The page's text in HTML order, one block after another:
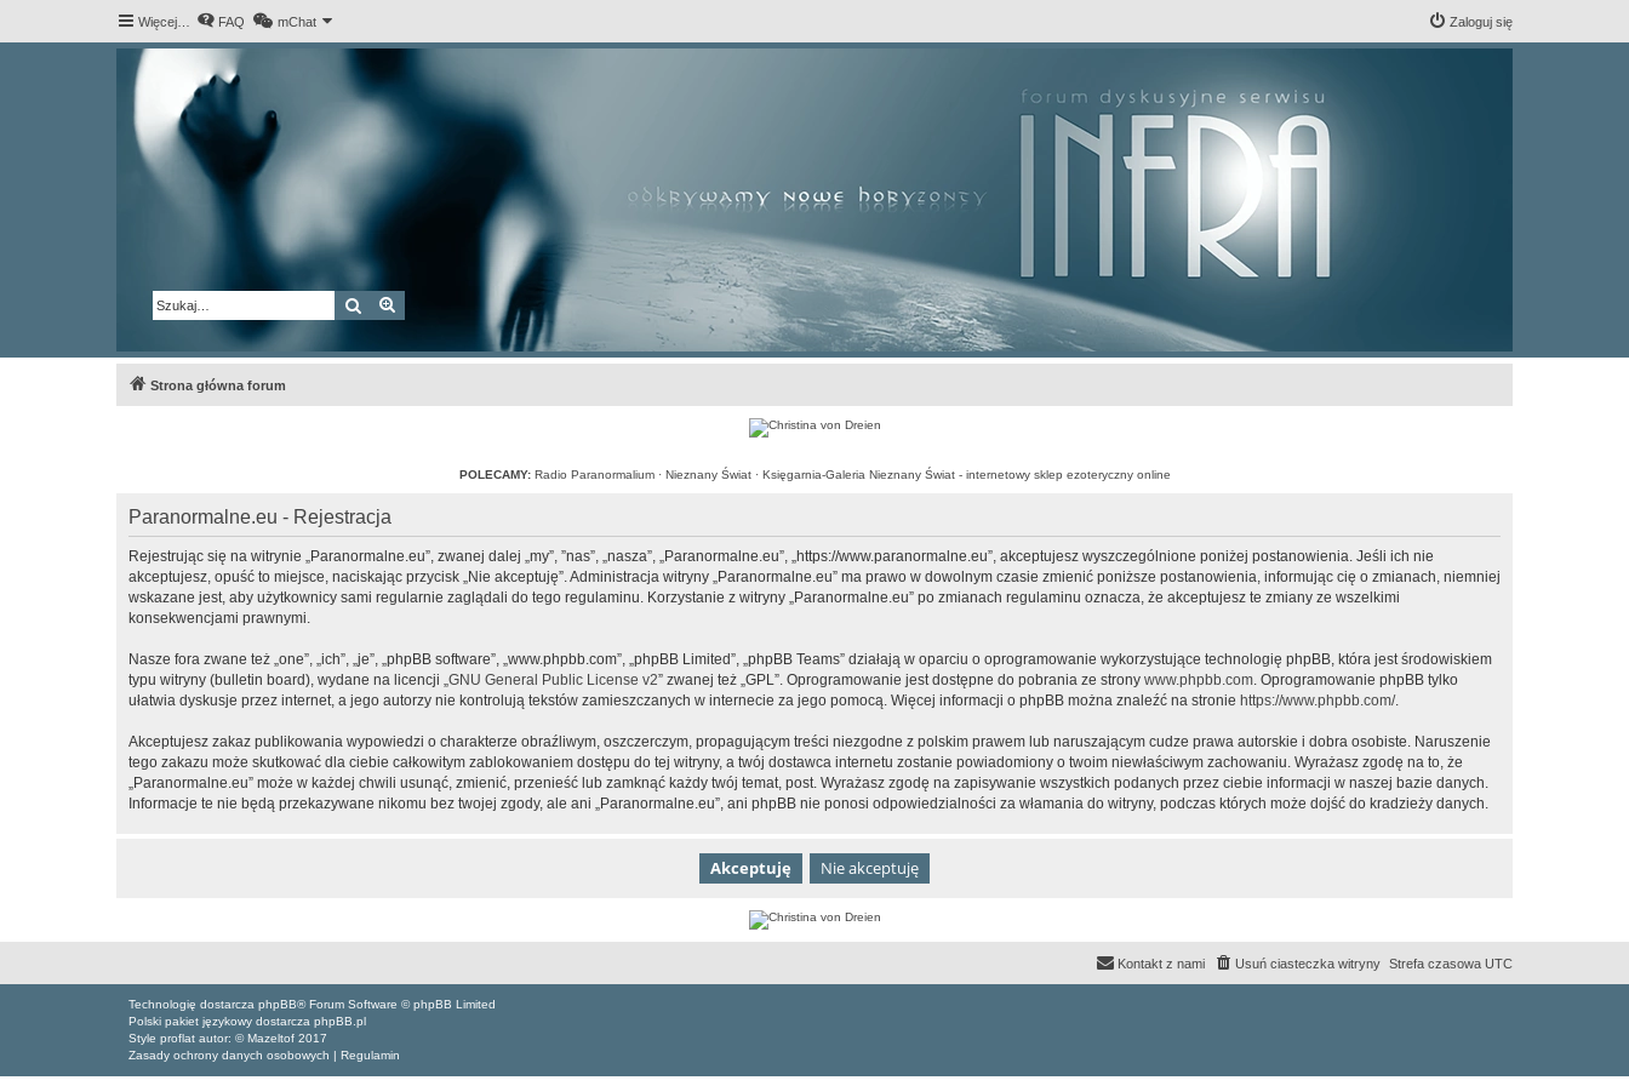
Więcej… FAQ mChat Zaloguj się
Szukaj Wyszukiwanie zaawansowane
Strona główna forum
POLECAMY: Radio Paranormalium· Nieznany Świat· Księgarnia-Galeria Nieznany Świat - internetowy sklep ezoteryczny online
Paranormalne.eu - Rejestracja
Rejestrując się na witrynie „Paranormalne.eu”, zwanej dalej „my”, ”nas”, „nasza”, „Paranormalne.eu”, „https://www.paranormalne.eu”, akceptujesz wyszczególnione poniżej postanowienia. Jeśli ich nie
akceptujesz, opuść to miejsce, naciskając przycisk „Nie akceptuję”. Administracja witryny „Paranormalne.eu” ma prawo w dowolnym czasie zmienić poniższe postanowienia, informując cię o zmianach, niemniej
wskazane jest, aby użytkownicy sami regularnie zaglądali do tego regulaminu. Korzystanie z witryny „Paranormalne.eu” po zmianach regulaminu oznacza, że akceptujesz te zmiany ze wszelkimi
konsekwencjami prawnymi.
Nasze fora zwane też „one”, „ich”, „je”, „phpBB software”, „www.phpbb.com”, „phpBB Limited”, „phpBB Teams” działają w oparciu o oprogramowanie wykorzystujące technologię phpBB, która jest środowiskiem
typu witryny (bulletin board), wydane na licencji „GNU General Public License v2” zwanej też „GPL”. Oprogramowanie jest dostępne do pobrania ze strony www.phpbb.com. Oprogramowanie phpBB tylko
ułatwia dyskusje przez internet, a jego autorzy nie kontrolują tekstów zamieszczanych w internecie za jego pomocą. Więcej informacji o phpBB można znaleźć na stronie https://www.phpbb.com/.
Akceptujesz zakaz publikowania wypowiedzi o charakterze obraźliwym, oszczerczym, propagującym treści niezgodne z polskim prawem lub naruszającym cudze prawa autorskie i dobra osobiste. Naruszenie
tego zakazu może skutkować dla ciebie całkowitym zablokowaniem dostępu do tej witryny, a twój dostawca internetu zostanie powiadomiony o twoim niewłaściwym zachowaniu. Wyrażasz zgodę na to, że
„Paranormalne.eu” może w każdej chwili usunąć, zmienić, przenieść lub zamknąć każdy twój temat, post. Wyrażasz zgodę na zapisywanie wszystkich podanych przez ciebie informacji w naszej bazie danych.
Informacje te nie będą przekazywane nikomu bez twojej zgody, ale ani „Paranormalne.eu”, ani phpBB nie ponosi odpowiedzialności za włamania do witryny, podczas których może dojść do kradzieży danych.
Strefa czasowa UTC
Usuń ciasteczka witryny
Kontakt z nami
Technologię dostarcza phpBB® Forum Software © phpBB Limited
Polski pakiet językowy dostarcza phpBB.pl
Style proflat autor: ©Mazeltof 2017
Zasady ochrony danych osobowych | Regulamin